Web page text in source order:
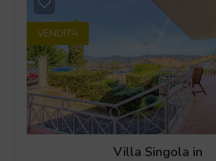
VENDITA
Villa Singola in